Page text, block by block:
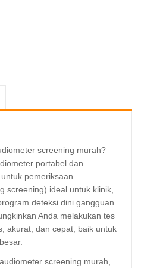
screening murah?
portabel dan
pemeriksaan
screening) ideal untuk klinik,
deteksi dini gangguan
Anda melakukan tes
akurat, dan cepat, baik untuk
screening murah,